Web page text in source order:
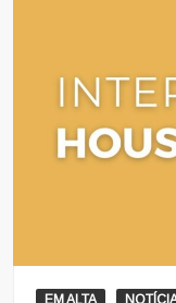
EM ALTA